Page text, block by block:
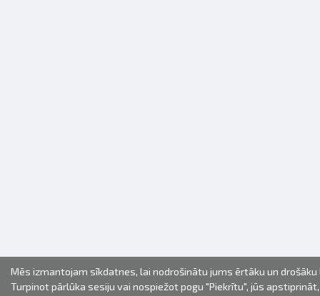
Mēs izmantojam sīkdatnes, lai nodrošinātu jums ērtāku un
Turpinot pārlūka sesiju vai nospiežot pogu "Piekrītu", jūs